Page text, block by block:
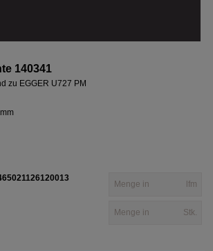
140341
zu EGGER U727 PM
lfm
Stk.